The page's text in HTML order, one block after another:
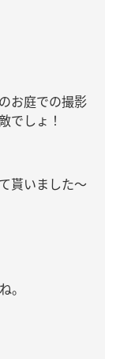
お庭での撮影
でしょ！
貰いました〜
。